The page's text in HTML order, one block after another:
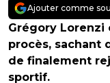
Ajouter comme
Grégory Lorenzi
procès, sachant
de finalement
sportif.